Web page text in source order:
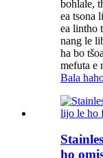
bohlale,
ea tsona
ea lintho
nang le
ha bo
mefuta e
Bala
ho